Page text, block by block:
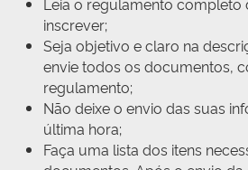
inscrever;
Seja objetivo e claro na
envie todos os documentos,
regulamento;
Não deixe o envio das suas
última hora;
Faça uma lista dos itens